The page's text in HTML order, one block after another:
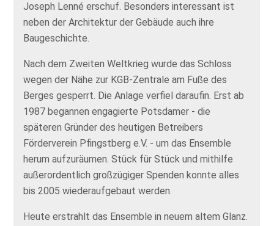
Joseph Lenné erschuf. Besonders interessant ist
neben der Architektur der Gebäude auch ihre
Baugeschichte.
Nach dem Zweiten Weltkrieg wurde das Schloss
wegen der Nähe zur KGB-Zentrale am Fuße des
Berges gesperrt. Die Anlage verfiel daraufin. Erst ab
1987 begannen engagierte Potsdamer - die
späteren Gründer des heutigen Betreibers
Förderverein Pfingstberg e.V. - um das Ensemble
herum aufzuräumen. Stück für Stück und mithilfe
außerordentlich großzügiger Spenden konnte alles
bis 2005 wiederaufgebaut werden.
Heute erstrahlt das Ensemble in neuem altem Glanz.